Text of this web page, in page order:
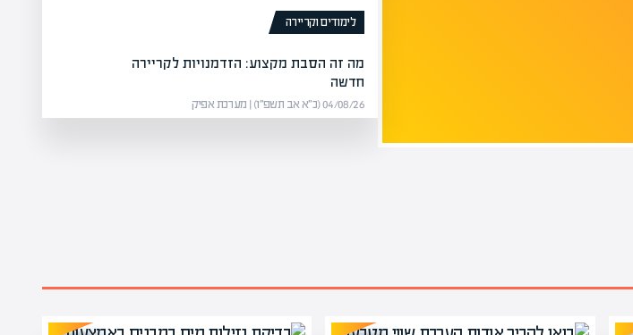
לימודים וקריירה
מה זה הסבת מקצוע: הזדמנויות לקריירה
חדשה
04/08/26 (כ״א אב תשפ״ו) | מערכת אפיק